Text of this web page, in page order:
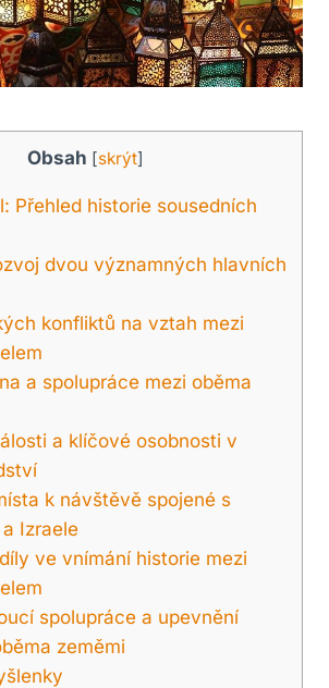
Obsah [skrýt]
Přehled historie sousedních
dvou významných hlavních
konfliktů⁢ na ⁣vztah mezi
a spolupráce mezi oběma
a ​klíčové osobnosti v
k návštěvě spojené s
Izraele
ve vnímání historie mezi
spolupráce a upevnění⁣
zeměmi